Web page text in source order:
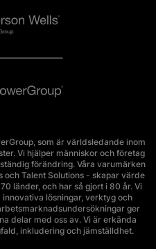
som är världsledande inom
Vi hjälper människor och företag
förändring. Våra varumärken
och Talent Solutions - skapar värde
länder, och har så gjort i 80 år. Vi
lösningar, verktyg och
ger
delar med oss av. Vi är erkända
inkludering och jämställdhet.